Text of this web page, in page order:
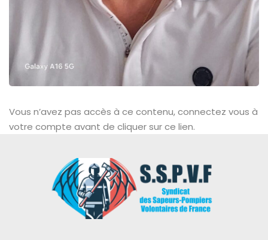
Vous n’avez pas accès à ce contenu, connectez vous à
votre compte avant de cliquer sur ce lien.